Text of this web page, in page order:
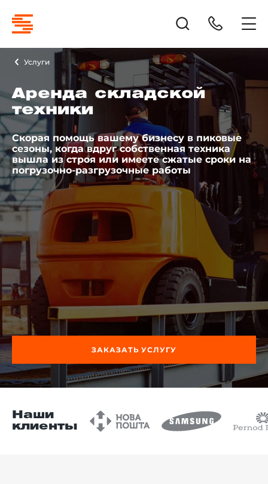
Услуги
Аренда складской
техники
Скорая помощь вашему бизнесу в пиковые
сезоны, когда вдруг собственная техника
вышла из строя или имеете сжатые сроки на
погрузочно-разгрузочные работы
ЗАКАЗАТЬ УСЛУГУ
Наши
клиенты